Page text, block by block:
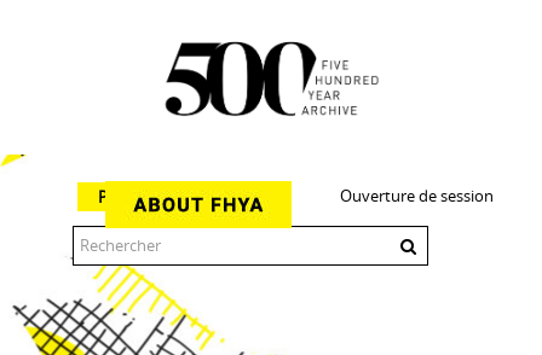
Ouverture de session
Parcourir